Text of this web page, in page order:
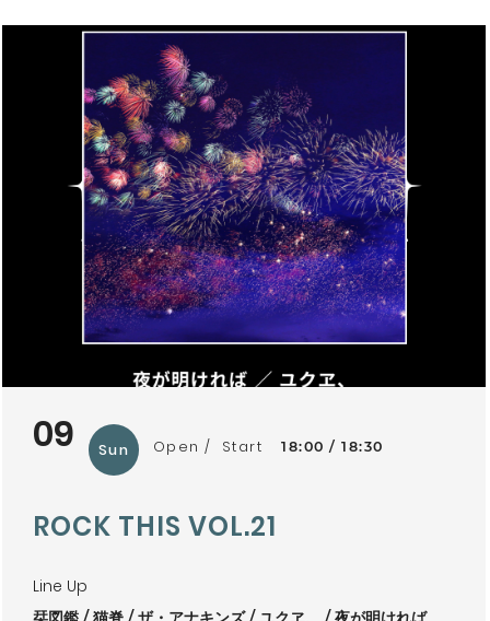
09 Sun Open Start 18:00 18:30
ROCK THIS VOL.21
Line Up